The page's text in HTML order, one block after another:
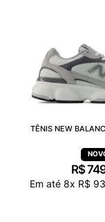
TÊNIS NEW
R$
Em até 8x R$ 93